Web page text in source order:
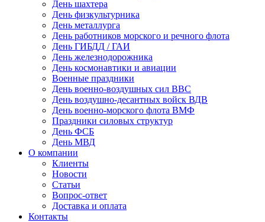
День шахтера
День физкультурника
День металлурга
День работников морского и речного флота
День ГИБДД / ГАИ
День железнодорожника
День космонавтики и авиации
Военные праздники
День военно-воздушных сил ВВС
День воздушно-десантных войск ВДВ
День военно-морского флота ВМФ
Праздники силовых структур
День ФСБ
День МВД
О компании
Клиенты
Новости
Статьи
Вопрос-ответ
Доставка и оплата
Контакты